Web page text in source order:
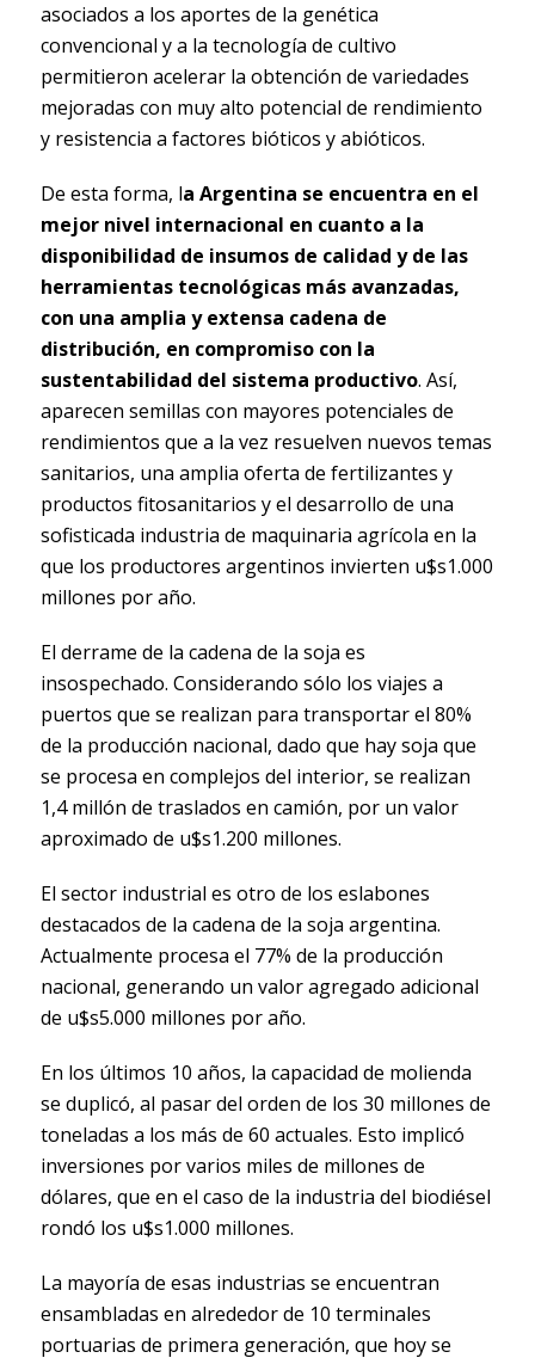
asociados a los aportes de la genética
convencional y a la tecnología de cultivo
permitieron acelerar la obtención de variedades
mejoradas con muy alto potencial de rendimiento
y resistencia a factores bióticos y abióticos.
De esta forma, la Argentina se encuentra en el
mejor nivel internacional en cuanto a la
disponibilidad de insumos de calidad y de las
herramientas tecnológicas más avanzadas,
con una amplia y extensa cadena de
distribución, en compromiso con la
sustentabilidad del sistema productivo. Así,
aparecen semillas con mayores potenciales de
rendimientos que a la vez resuelven nuevos temas
sanitarios, una amplia oferta de fertilizantes y
productos fitosanitarios y el desarrollo de una
sofisticada industria de maquinaria agrícola en la
que los productores argentinos invierten u$s1.000
millones por año.
El derrame de la cadena de la soja es
insospechado. Considerando sólo los viajes a
puertos que se realizan para transportar el 80%
de la producción nacional, dado que hay soja que
se procesa en complejos del interior, se realizan
1,4 millón de traslados en camión, por un valor
aproximado de u$s1.200 millones.
El sector industrial es otro de los eslabones
destacados de la cadena de la soja argentina.
Actualmente procesa el 77% de la producción
nacional, generando un valor agregado adicional
de u$s5.000 millones por año.
En los últimos 10 años, la capacidad de molienda
se duplicó, al pasar del orden de los 30 millones de
toneladas a los más de 60 actuales. Esto implicó
inversiones por varios miles de millones de
dólares, que en el caso de la industria del biodiésel
rondó los u$s1.000 millones.
La mayoría de esas industrias se encuentran
ensambladas en alrededor de 10 terminales
portuarias de primera generación, que hoy se